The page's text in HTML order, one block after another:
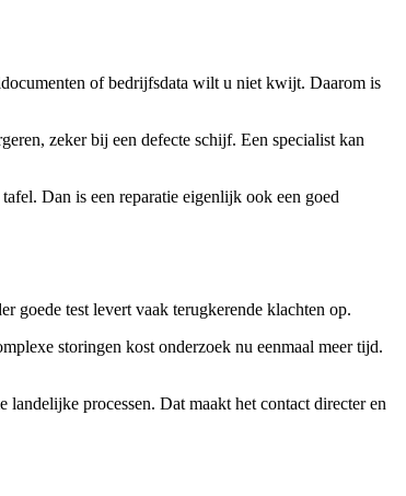
of bedrijfsdata wilt u niet kwijt. Daarom is
zeker bij een defecte schijf. Een specialist kan
Dan is een reparatie eigenlijk ook een goed
goede test levert vaak terugkerende klachten op.
storingen kost onderzoek nu eenmaal meer tijd.
processen. Dat maakt het contact directer en